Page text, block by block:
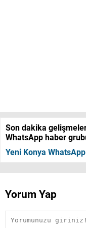
Son dakika
WhatsApp haber
Yeni Konya WhatsApp
Yorum Yap